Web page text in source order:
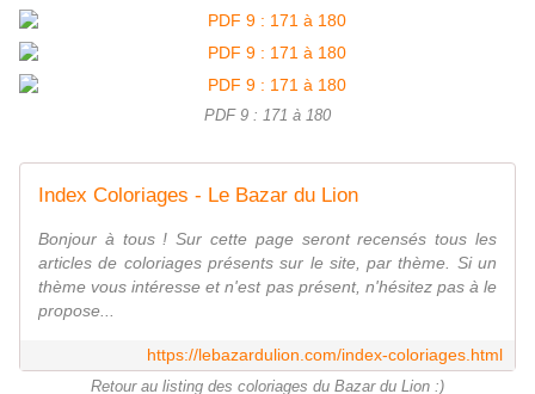
PDF 9 : 171 à 180
Index Coloriages - Le Bazar du Lion
Bonjour à tous ! Sur cette page seront recensés tous les
articles de coloriages présents sur le site, par thème. Si un
thème vous intéresse et n'est pas présent, n'hésitez pas à le
propose...
https://lebazardulion.com/index-coloriages.html
Retour au listing des coloriages du Bazar du Lion :)